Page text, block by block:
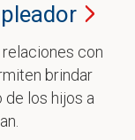
con
brindar
los hijos a